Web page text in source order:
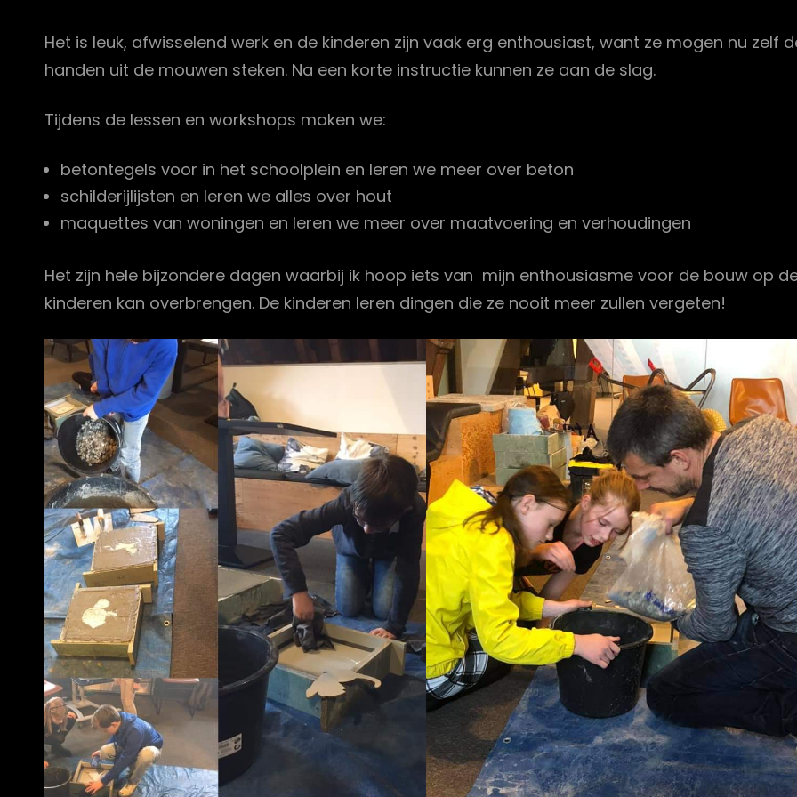
Het is leuk, afwisselend werk en de kinderen zijn vaak erg enthousiast, want ze mogen nu zelf
handen uit de mouwen steken. Na een korte instructie kunnen ze aan de slag.
Tijdens de lessen en workshops maken we:
betontegels voor in het schoolplein en leren we meer over beton
schilderijlijsten en leren we alles over hout
maquettes van woningen en leren we meer over maatvoering en verhoudingen
Het zijn hele bijzondere dagen waarbij ik hoop iets van mijn enthousiasme voor de bouw op
kinderen kan overbrengen. De kinderen leren dingen die ze nooit meer zullen vergeten!